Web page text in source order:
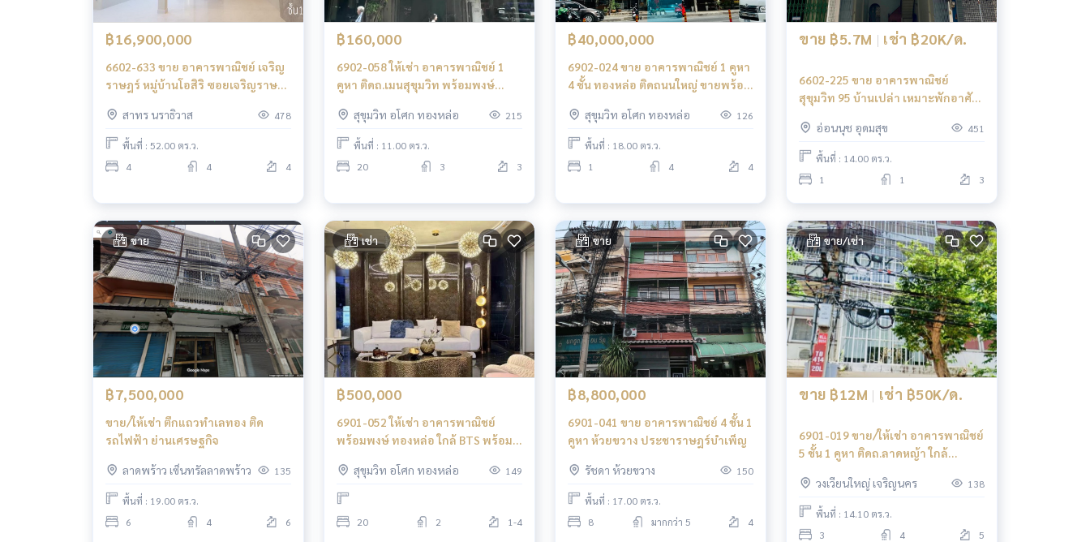
฿16,900,000
6602-633 ขาย อาคารพาณิชย์ เจริญ
ราษฎร์ หมู่บ้านโอสิริ ซอยเจริญราษฎร์
สาทร นราธิวาส
478
พื้นที่ : 52.00 ตร.ว.
4
4 4
฿160,000
6902-058 ให้เช่า อาคารพาณิชย์ 1
คูหา ติดถ.เมนสุขุมวิท พร้อมพงษ์
สุขุมวิท อโศก ทองหล่อ
215
พื้นที่ : 11.00 ตร.ว.
20
3 3
฿40,000,000
6902-024 ขาย อาคารพาณิชย์ 1 คูหา
4 ชั้น ทองหล่อ ติดถนนใหญ่ ขายพร้อม
สุขุมวิท อโศก ทองหล่อ
126
พื้นที่ : 18.00 ตร.ว.
1
4 4
ขาย ฿5.7M | เช่า ฿20K/ด.
6602-225 ขาย อาคารพาณิชย์
สุขุมวิท 95 บ้านเปล่า เหมาะพักอาศัย
อ่อนนุช อุดมสุข
451
พื้นที่ : 14.00 ตร.ว.
1
1 3
ขาย
฿7,500,000
ขาย/ให้เช่า ตึกแถวทำเลทอง ติด
รถไฟฟ้า ย่านเศรษฐกิจ
ลาดพร้าว เซ็นทรัลลาดพร้าว 135
พื้นที่ : 19.00 ตร.ว.
6
4 6
เช่า
฿500,000
6901-052 ให้เช่า อาคารพาณิชย์
พร้อมพงษ์ ทองหล่อ ใกล้ BTS พร้อม
สุขุมวิท อโศก ทองหล่อ
149
20 2 1-4
ขาย
฿8,800,000
6901-041 ขาย อาคารพาณิชย์ 4 ชั้น 1
คูหา ห้วยขวาง ประชาราษฎร์บำเพ็ญ
รัชดา ห้วยขวาง 150
พื้นที่ : 17.00 ตร.ว.
8
มากกว่า 5 4
ขาย/เช่า
ขาย ฿12M | เช่า ฿50K/ด.
6901-019 ขาย/ให้เช่า อาคารพาณิชย์
5 ชั้น 1 คูหา ติดถ.ลาดหญ้า ใกล้
วงเวียนใหญ่ เจริญนคร
138
พื้นที่ : 14.10 ตร.ว.
3
4 5